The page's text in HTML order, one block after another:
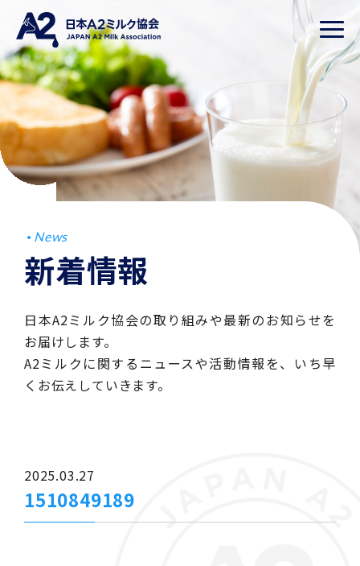
News
新着情報
日本A2ミルク協会の取り組みや最新のお知らせを
お届けします。
A2ミルクに関するニュースや活動情報を、いち早
くお伝えしていきます。
2025.03.27
1510849189